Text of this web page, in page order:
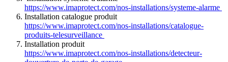
https://www.imaprotect.com/nos-installations/systeme-alarme
Installation catalogue produit
https://www.imaprotect.com/nos-installations/catalogue-
produits-telesurveillance
Installation produit
https://www.imaprotect.com/nos-installations/detecteur-